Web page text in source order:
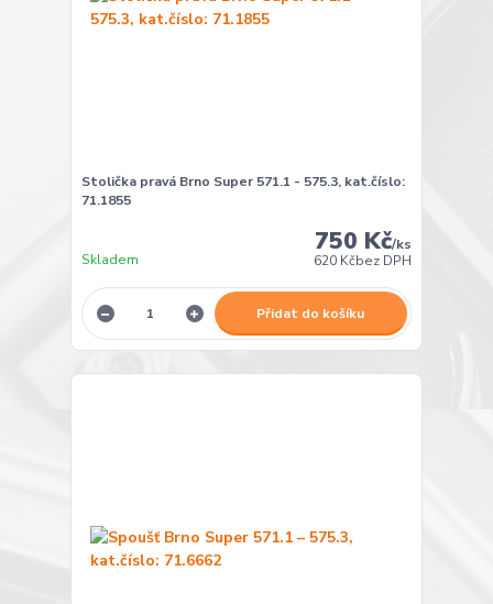
Stolička pravá Brno Super 571.1 - 575.3, kat.číslo:
71.1855
750 Kč/ks
620 Kčbez DPH
Skladem
Přidat do košíku